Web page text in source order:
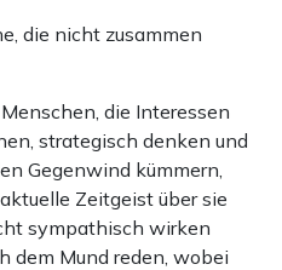
die nicht zusammen
die Interessen
strategisch denken und
Gegenwind kümmern,
Zeitgeist über sie
sympathisch wirken
dem Mund reden, wobei